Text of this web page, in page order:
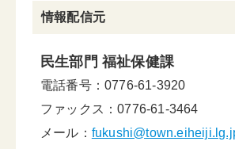
情報配信元
民生部門 福祉保健課
電話番号：0776-61-3920
ファックス：0776-61-3464
メール：